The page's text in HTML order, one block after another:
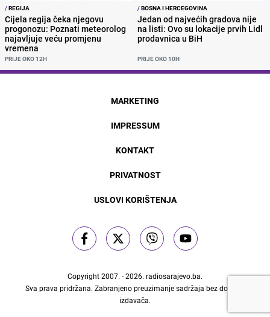
/REGIJA
Cijela regija čeka njegovu
progonozu: Poznati meteorolog
najavljuje veću promjenu
vremena
PRIJE OKO 12H
/BOSNA I HERCEGOVINA
Jedan od najvećih gradova nije
na listi: Ovo su lokacije prvih Lidl
prodavnica u BiH
PRIJE OKO 10H
MARKETING
IMPRESSUM
KONTAKT
PRIVATNOST
USLOVI KORIŠTENJA
Copyright 2007. - 2026. radiosarajevo.ba.
Sva prava pridržana. Zabranjeno preuzimanje sadržaja bez dozvole
izdavača.